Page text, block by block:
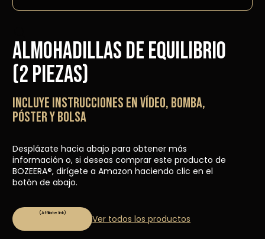
Almohadillas de equilibrio
(2 piezas)
Incluye instrucciones en vídeo, bomba,
póster y bolsa
Desplázate hacia abajo para obtener más
información o, si deseas comprar este producto de
BOZEERA®, dirígete a Amazon haciendo clic en el
botón de abajo.
Ver todos los productos